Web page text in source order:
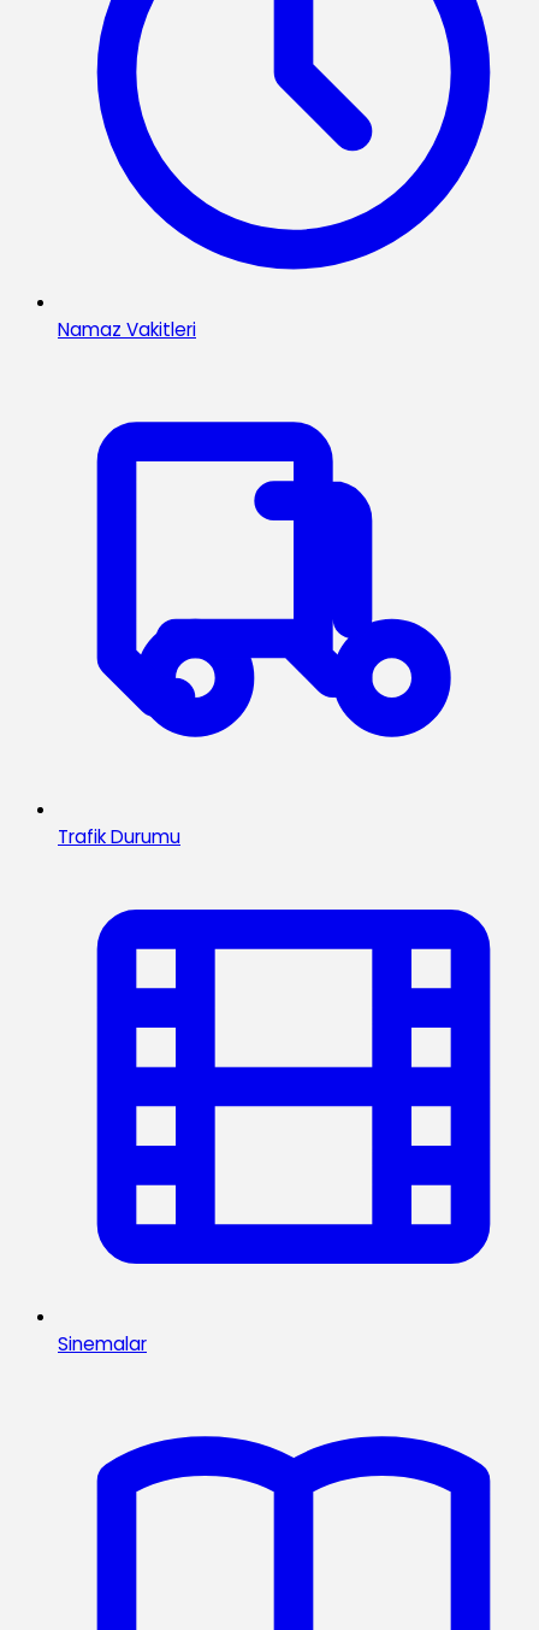
Namaz Vakitleri
Trafik Durumu
Sinemalar